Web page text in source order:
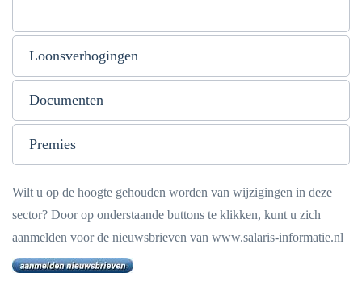
Loonsverhogingen
Documenten
Premies
Wilt u op de hoogte gehouden worden van wijzigingen in deze
sector? Door op onderstaande buttons te klikken, kunt u zich
aanmelden voor de nieuwsbrieven van www.salaris-informatie.nl